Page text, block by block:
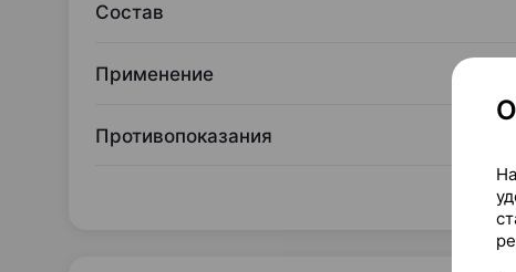
Состав
Применение
Противопоказания